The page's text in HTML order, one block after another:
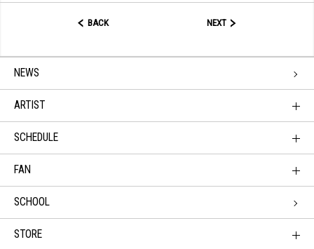
BACK NEXT
NEWS
ARTIST
SCHEDULE
FAN
SCHOOL
STORE